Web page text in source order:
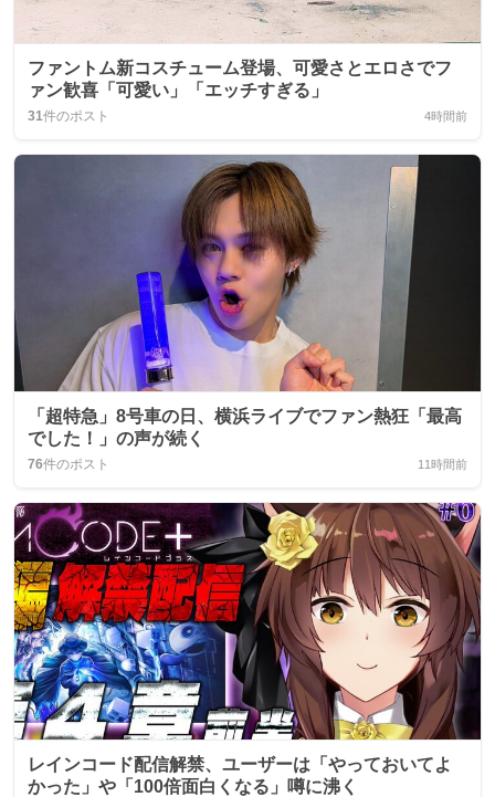
ファントム新コスチューム登場、可愛さとエロさでフ
ァン歓喜「可愛い」「エッチすぎる」
31件のポスト 4時間前
「超特急」8号車の日、横浜ライブでファン熱狂「最高
でした！」の声が続く
76件のポスト 11時間前
レインコード配信解禁、ユーザーは「やっておいてよ
かった」や「100倍面白くなる」噂に沸く